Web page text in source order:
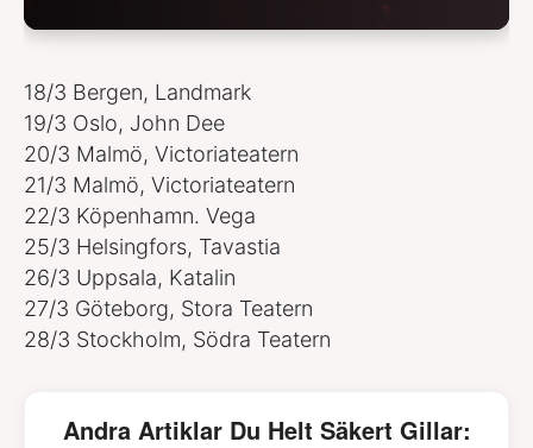
18/3 Bergen, Landmark
19/3 Oslo, John Dee
20/3 Malmö, Victoriateatern
21/3 Malmö, Victoriateatern
22/3 Köpenhamn. Vega
25/3 Helsingfors, Tavastia
26/3 Uppsala, Katalin
27/3 Göteborg, Stora Teatern
28/3 Stockholm, Södra Teatern
Andra Artiklar Du Helt Säkert Gillar: